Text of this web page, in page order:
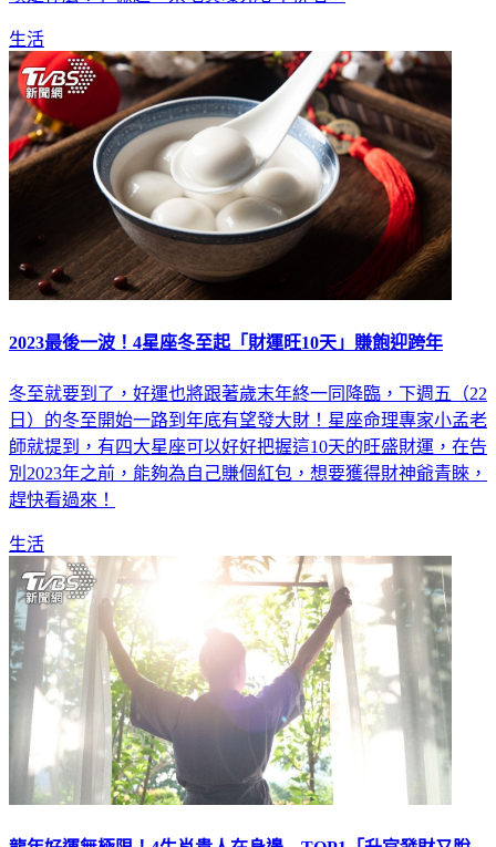
生活
2023最後一波！4星座冬至起「財運旺10天」賺飽迎跨年
冬至就要到了，好運也將跟著歲末年終一同降臨，下週五（22
日）的冬至開始一路到年底有望發大財！星座命理專家小孟老
師就提到，有四大星座可以好好把握這10天的旺盛財運，在告
別2023年之前，能夠為自己賺個紅包，想要獲得財神爺青睞，
趕快看過來！
生活